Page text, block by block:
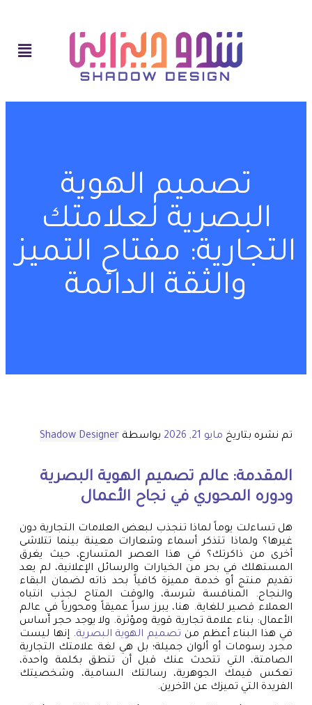
تصميم الهوية
البصرية لعلامتك
التجارية: مفتاح التميز
والثقة الدائمة
تم نشره بتاريخ مايو 21, 2026 بواسطة Shadow Designer
المقدمة: عالم تصميم الهوية البصرية
ودوره المحوري في نجاح الأعمال
هل تساءلت يوماً لماذا تنجذب لبعض العلامات التجارية دون
غيرها؟ ولماذا تتذكر أسماء وشعارات معينة بينما تتلاشى
أخرى من ذاكرتك؟ في هذا العصر المتسارع، حيث يغرق
المستهلك في بحر من الخيارات والرسائل الإعلانية، لم يعد
تقديم منتج أو خدمة مميزة كافياً بحد ذاته لضمان البقاء
والنجاح. المنافسة شرسة، والوقت المتاح لجذب انتباه
العملاء قصير للغاية. هنا، يبرز سراً عميقاً ومحورياً في عالم
الأعمال: بناء علامة تجارية قوية ومؤثرة. ولا يوجد حجر أساس
في هذا البناء أعظم من تصميم الهوية البصرية. إنها ليست
مجرد رسومات أو ألوان جميلة؛ بل هي لغة علامتك التجارية
الصامتة، التي تتحدث عنك قبل أن تنطق بكلمة واحدة،
تعكس قيمك الجوهرية، رسالتك السامية، وشخصيتك
الفريدة التي تميزك عن الآخرين.